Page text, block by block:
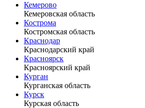
Кемерово
Кемеровская область
Кострома
Костромская область
Краснодар
Краснодарский край
Красноярск
Красноярский край
Курган
Курганская область
Курск
Курская область